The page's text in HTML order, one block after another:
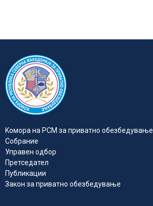
Kомора на РСМ за приватно обезбедувањe
Собрание
Управен одбор
Претседател
Публикации
Закон за приватно обезбедување